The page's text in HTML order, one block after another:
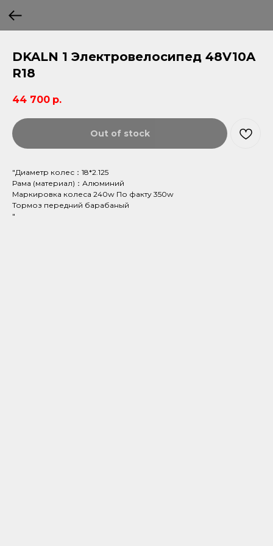
DKALN 1 Электровелосипед 48V10A
R18
44 700 р.
Out of stock
"Диаметр колес：18*2.125
Рама (материал)：Алюминий
Маркировка колеса 240w По факту 350w
Тормоз передний барабаный
"